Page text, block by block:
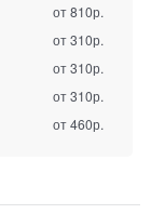
от 810р.
от 310р.
от 310р.
от 310р.
от 460р.